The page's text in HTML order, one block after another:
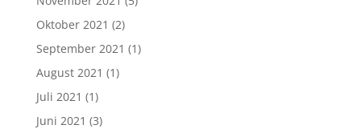
Oktober 2021 (2)
September 2021 (1)
August 2021 (1)
Juli 2021 (1)
Juni 2021 (3)